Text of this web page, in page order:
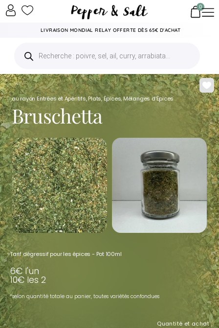
0
LIVRAISON MONDIAL RELAY OFFERTE DÈS 65€ D'ACHAT
au rayonEntrées et Apéritifs,Plats,Épices,Mélanges d'Épices
Bruschetta
Tarif dégressif pour les épices - Pot 100ml
6€ l'un
10€ les 2
*selon quantité totale au panier, toutes variétés confondues
Quantité et achat